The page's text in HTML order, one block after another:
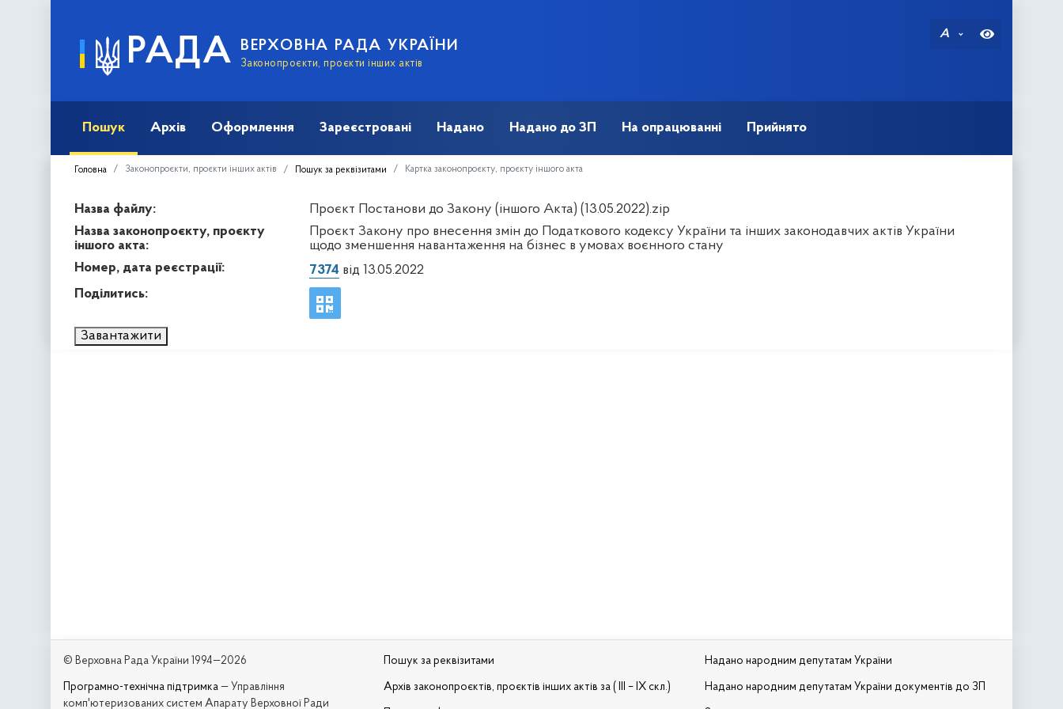
РАДА ВЕРХОВНА РАДА УКРАЇНИ
Законопроєкти, проєкти інших актів
A
Пошук Архів Оформлення Зареєстровані Надано Надано до ЗП На опрацюванні Прийнято
Головна Законопроєкти, проєкти інших актів Пошук за реквізитами Картка законопроєкту, проєкту іншого акта
Назва файлу:
Проєкт Постанови до Закону (іншого Акта) (13.05.2022).zip
Назва законопроєкту, проєкту
іншого акта:
Проєкт Закону про внесення змін до Податкового кодексу України та інших законодавчих актів України
щодо зменшення навантаження на бізнес в умовах воєнного стану
Номер, дата реєстрації:
7374 від 13.05.2022
Поділитись:
Завантажити
© Верховна Рада України 1994—2026
Програмно-технічна підтримка — Управління
комп'ютеризованих систем Апарату Верховної Ради
Пошук за реквізитами
Архів законопроєктів, проєктів інших актів за ( III – IX скл.)
Надано народним депутатам України
Надано народним депутатам України документів до ЗП